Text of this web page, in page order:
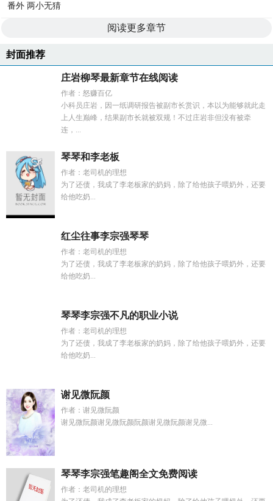
番外 两小无猜
阅读更多章节
封面推荐
庄岩柳琴最新章节在线阅读
作者：怒赚百亿
小科员庄岩，因一纸调研报告被副市长赏识，本以为能够就此走
上人生巅峰，结果副市长就被双规！不过庄岩非但没有被牵
连，...
琴琴和李老板
作者：老司机的理想
为了还债，我成了李老板家的奶妈，除了给他孩子喂奶外，还要
给他吃奶...
红尘往事李宗强琴琴
作者：老司机的理想
为了还债，我成了李老板家的奶妈，除了给他孩子喂奶外，还要
给他吃奶...
琴琴李宗强不凡的职业小说
作者：老司机的理想
为了还债，我成了李老板家的奶妈，除了给他孩子喂奶外，还要
给他吃奶...
谢见微阮颜
作者：谢见微阮颜
谢见微阮颜谢见微阮颜阮颜谢见微阮颜谢见微...
琴琴李宗强笔趣阁全文免费阅读
作者：老司机的理想